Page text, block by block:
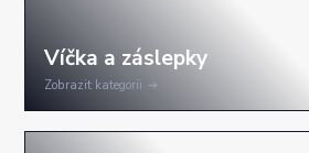
Zobrazit kategorii